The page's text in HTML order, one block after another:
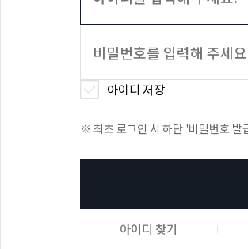
아이디 저장
※ 최초 로그인 시 하단 '비밀번호 발
아이디 찾기